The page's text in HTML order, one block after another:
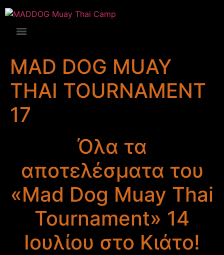
MAD DOG MUAY
THAI TOURNAMENT
17
Όλα τα
αποτελέσματα του
«Mad Dog Muay Thai
Tournament» 14
Ιουλίου στο Κιάτο!